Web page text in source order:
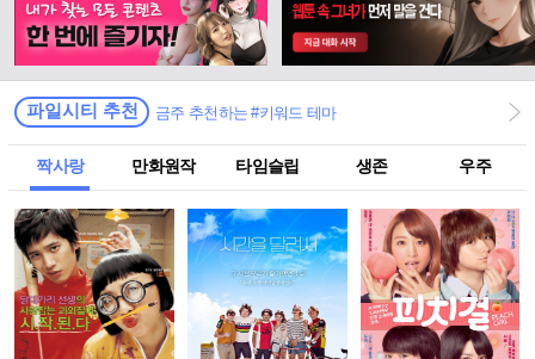
파일시티 추천 금주 추천하는 #키워드 테마
짝사랑 만화원작 타임슬립 생존 우주